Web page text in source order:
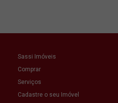
Sassi Imóveis
Comprar
Serviços
Cadastre o seu Imóvel